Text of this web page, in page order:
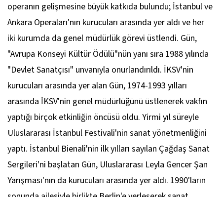
operanın gelişmesine büyük katkıda bulundu; İstanbul ve
Ankara Operaları'nın kurucuları arasında yer aldı ve her
iki kurumda da genel müdürlük görevi üstlendi. Gün,
"Avrupa Konseyi Kültür Ödülü"nün yanı sıra 1988 yılında
"Devlet Sanatçısı" unvanıyla onurlandırıldı. İKSV'nin
kurucuları arasında yer alan Gün, 1974-1993 yılları
arasında İKSV'nin genel müdürlüğünü üstlenerek vakfın
yaptığı birçok etkinliğin öncüsü oldu. Yirmi yıl süreyle
Uluslararası İstanbul Festivali'nin sanat yönetmenliğini
yaptı. İstanbul Bienali'nin ilk yılları sayılan Çağdaş Sanat
Sergileri'ni başlatan Gün, Uluslararası Leyla Gencer Şan
Yarışması'nın da kurucuları arasında yer aldı. 1990'ların